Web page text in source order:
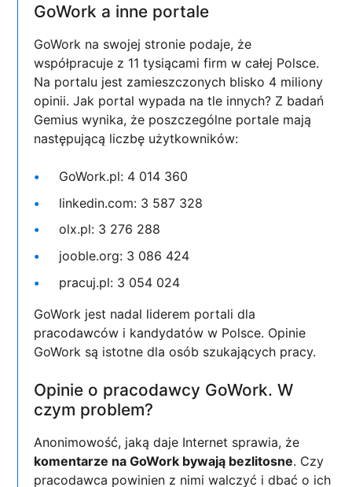
GoWork a inne portale
GoWork na swojej stronie podaje, że
współpracuje z 11 tysiącami firm w całej Polsce.
Na portalu jest zamieszczonych blisko 4 miliony
opinii. Jak portal wypada na tle innych? Z badań
Gemius wynika, że poszczególne portale mają
następującą liczbę użytkowników:
GoWork.pl: 4 014 360
linkedin.com: 3 587 328
olx.pl: 3 276 288
jooble.org: 3 086 424
pracuj.pl: 3 054 024
GoWork jest nadal liderem portali dla
pracodawców i kandydatów w Polsce. Opinie
GoWork są istotne dla osób szukających pracy.
Opinie o pracodawcy GoWork. W
czym problem?
Anonimowość, jaką daje Internet sprawia, że
komentarze na GoWork bywają bezlitosne. Czy
pracodawca powinien z nimi walczyć i dbać o ich